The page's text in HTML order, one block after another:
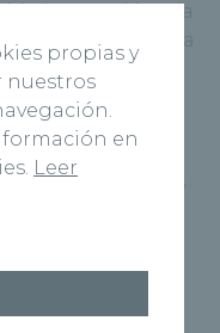
la innovación y la
y promoviendo la
son
ubicados
Segovia, Zamora,
una
numerosos
Laboratorio de
propias y
nuestros
en
Leer